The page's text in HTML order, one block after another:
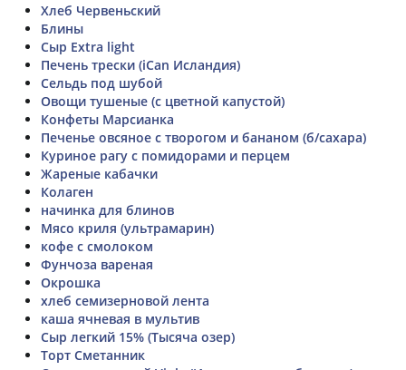
Хлеб Червеньский
Блины
Сыр Extra light
Печень трески (iCan Исландия)
Сельдь под шубой
Овощи тушеные (с цветной капустой)
Конфеты Марсианка
Печенье овсяное с творогом и бананом (б/сахара)
Куриное рагу с помидорами и перцем
Жареные кабачки
Колаген
начинка для блинов
Мясо криля (ультрамарин)
кофе с смолоком
Фунчоза вареная
Окрошка
хлеб семизерновой лента
каша ячневая в мультив
Сыр легкий 15% (Тысяча озер)
Торт Сметанник